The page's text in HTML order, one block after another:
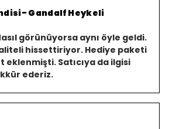
Gandalf Heykeli
görünüyorsa aynı öyle geldi.
hissettiriyor. Hediye paketi
eklenmişti. Satıcıya da ilgisi
ederiz.